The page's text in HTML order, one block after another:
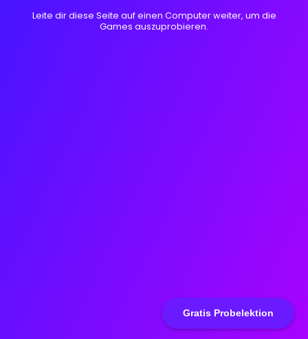
Gratis Probelektion
Leite dir diese Seite auf einen Computer weiter, um die
Games auszuprobieren.